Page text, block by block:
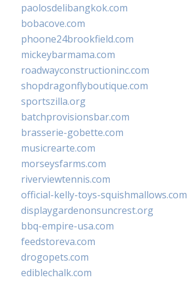
paolosdelibangkok.com
bobacove.com
phoone24brookfield.com
mickeybarmama.com
roadwayconstructioninc.com
shopdragonflyboutique.com
sportszilla.org
batchprovisionsbar.com
brasserie-gobette.com
musicrearte.com
morseysfarms.com
riverviewtennis.com
official-kelly-toys-squishmallows.com
displaygardenonsuncrest.org
bbq-empire-usa.com
feedstoreva.com
drogopets.com
ediblechalk.com